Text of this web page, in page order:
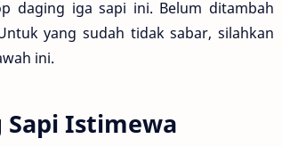
daging iga sapi ini. Belum ditambah
yang sudah tidak sabar, silahkan
ini.
Sapi Istimewa